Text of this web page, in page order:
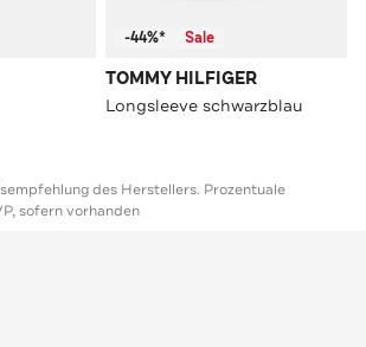
-44%* Sale
TOMMY HILFIGER
Longsleeve schwarzblau
des Herstellers. Prozentuale
sofern vorhanden